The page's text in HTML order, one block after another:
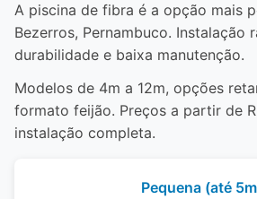
A piscina de fibra é a opção mais
Bezerros, Pernambuco. Instalação
durabilidade e baixa manutenção.
Modelos de 4m a 12m, opções
formato feijão. Preços a partir de
instalação completa.
Pequena (até